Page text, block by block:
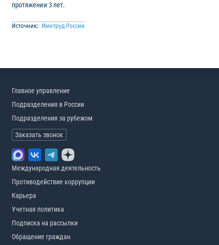
протяжении 3 лет.
Источник: Минтруд России
Главное управление
Подразделения в России
Подразделения за рубежом
Заказать звонок
Международная деятельность
Противодействие коррупции
Карьера
Учетная политика
Подписка на рассылки
Обращение граждан